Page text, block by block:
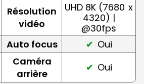
Résolution
vidéo
UHD 8K (7680 x
4320) |
@30fps
Auto focus
Oui
Caméra
arrière
Oui